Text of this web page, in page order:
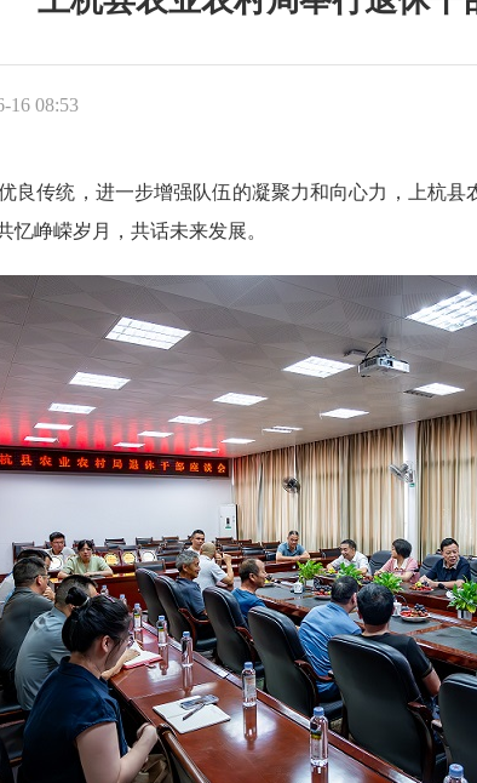
16 08:53
传统，进一步增强队伍的凝聚力和向心力，上杭县
峥嵘岁月，共话未来发展。